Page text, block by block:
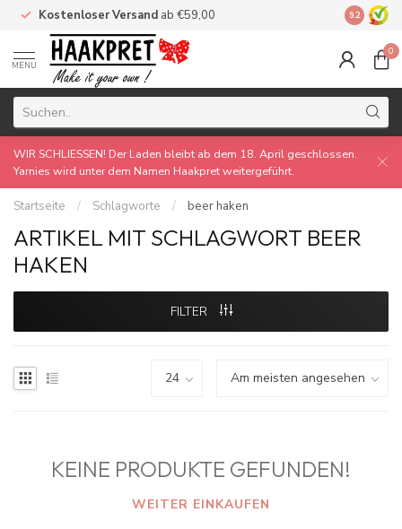
Kostenloser Versand ab €59,00 Made by
9.2
MENU
0
WIR SCHLIESSEN! Der Laden bleibt ab dem 18. April geschlossen.
Yarnies wird unter dem Namen Haakpret weitergeführt.
Startseite / Schlagworte / beer haken
ARTIKEL MIT SCHLAGWORT BEER
HAKEN
FILTER
KEINE PRODUKTE GEFUNDEN!
WEITER EINKAUFEN